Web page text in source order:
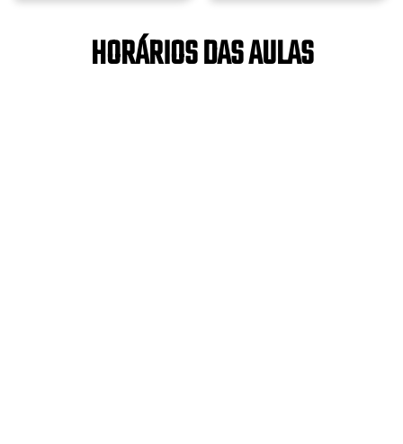
HORÁRIOS DAS AULAS